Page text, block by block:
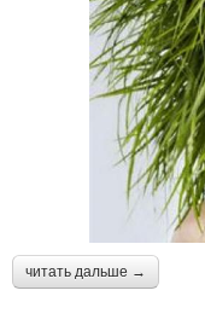
читать дальше →